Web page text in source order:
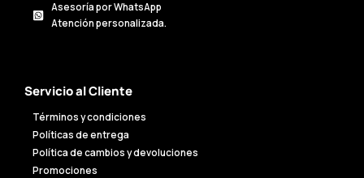
Asesoría por WhatsApp
Atención personalizada.
Servicio al Cliente
Términos y condiciones
Políticas de entrega
Política de cambios y devoluciones
Promociones